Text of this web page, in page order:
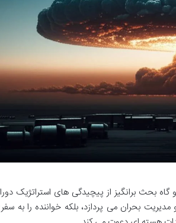
بحث برانگیز از پیچیدگی های استراتژیک
مدیریت بحران می پردازد، بلکه خواننده را به